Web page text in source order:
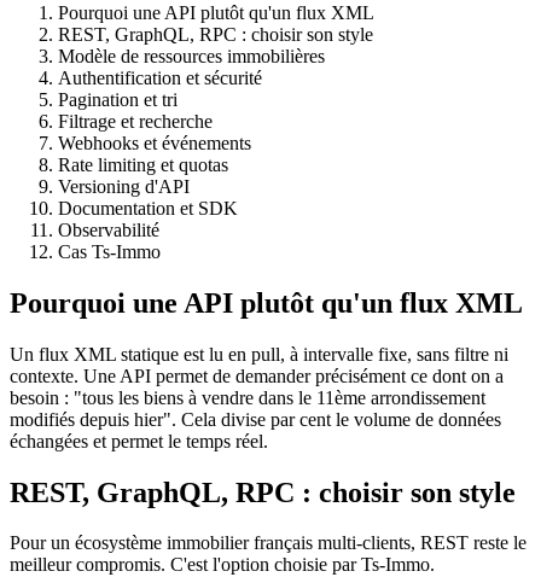
Pourquoi une API plutôt qu'un flux XML
REST, GraphQL, RPC : choisir son style
Modèle de ressources immobilières
Authentification et sécurité
Pagination et tri
Filtrage et recherche
Webhooks et événements
Rate limiting et quotas
Versioning d'API
Documentation et SDK
Observabilité
Cas Ts-Immo
Pourquoi une API plutôt qu'un flux XML
Un flux XML statique est lu en pull, à intervalle fixe, sans filtre ni
contexte. Une API permet de demander précisément ce dont on a
besoin : "tous les biens à vendre dans le 11ème arrondissement
modifiés depuis hier". Cela divise par cent le volume de données
échangées et permet le temps réel.
REST, GraphQL, RPC : choisir son style
Pour un écosystème immobilier français multi-clients, REST reste le
meilleur compromis. C'est l'option choisie par Ts-Immo.